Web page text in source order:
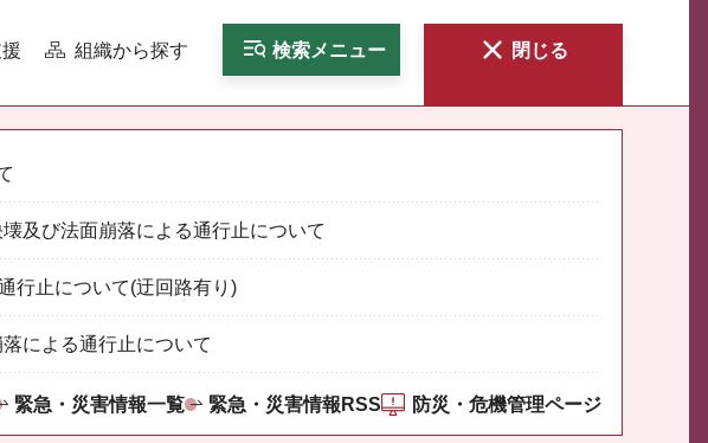
組織から探す 検索メニュー 閉じる
及び法面崩落による通行止について
行止について(迂回路有り)
による通行止について
緊急・災害情報一覧 緊急・災害情報RSS 防災・危機管理ページ